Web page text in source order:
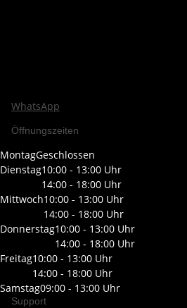
WhatsApp
Öffnungszeiten
MontagGeschlossen
Dienstag10:00 - 13:00 Uhr
14:00 - 18:00 Uhr
Mittwoch10:00 - 13:00 Uhr
14:00 - 18:00 Uhr
Donnerstag10:00 - 13:00 Uhr
14:00 - 18:00 Uhr
Freitag10:00 - 13:00 Uhr
14:00 - 18:00 Uhr
Samstag09:00 - 13:00 Uhr
Support